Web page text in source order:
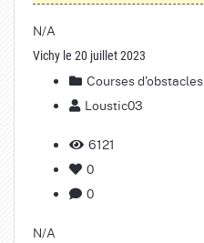
N/A
Vichy le 20 juillet 2023
Courses d'obstacles
Loustic03
6121
0
0
N/A